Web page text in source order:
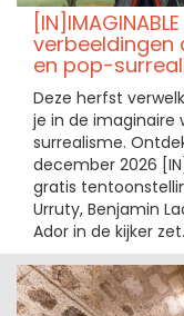
verbeeldingen
en pop-
Deze herfst
je in de imaginaire
surrealisme.
december 2026
gratis
Urruty, Benjamin
Ador in de kijker zet.